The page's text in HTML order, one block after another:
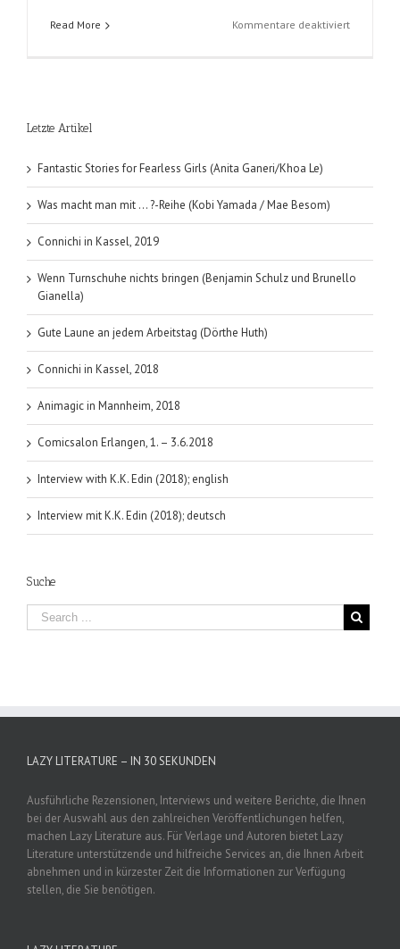
Read More Kommentare deaktiviertfür
Letzte Artikel
Fantastic Stories for Fearless Girls (Anita Ganeri/Khoa Le)
Was macht man mit … ?-Reihe (Kobi Yamada / Mae Besom)
Connichi in Kassel, 2019
Wenn Turnschuhe nichts bringen (Benjamin Schulz und Brunello
Gianella)
Gute Laune an jedem Arbeitstag (Dörthe Huth)
Connichi in Kassel, 2018
Animagic in Mannheim, 2018
Comicsalon Erlangen, 1. – 3.6.2018
Interview with K.K. Edin (2018); english
Interview mit K.K. Edin (2018); deutsch
Suche
LAZY LITERATURE – IN 30 SEKUNDEN
Ausführliche Rezensionen, Interviews und weitere Berichte, die Ihnen
bei der Auswahl aus den zahlreichen Veröffentlichungen helfen,
machen Lazy Literature aus. Für Verlage und Autoren bietet Lazy
Literature unterstützende und hilfreiche Services an, die Ihnen Arbeit
abnehmen und in kürzester Zeit die Informationen zur Verfügung
stellen, die Sie benötigen.